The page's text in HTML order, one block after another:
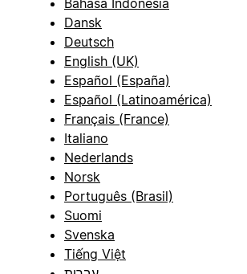
Dansk
Deutsch
English (UK)
Español (España)
Español (Latinoamérica)
Français (France)
Italiano
Nederlands
Norsk
Português (Brasil)
Suomi
Svenska
Tiếng Việt